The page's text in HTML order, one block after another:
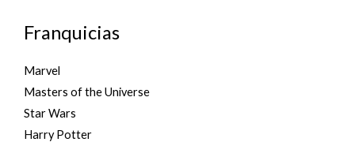
Franquicias
Marvel
Masters of the Universe
Star Wars
Harry Potter